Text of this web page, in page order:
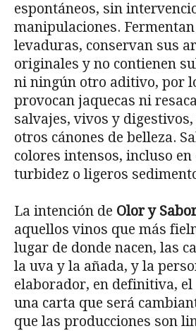
espontáneos, sin
manipulaciones.
levaduras, conservan sus
originales y no contienen
ni ningún otro aditivo, por
provocan jaquecas ni
salvajes, vivos y
otros cánones de belleza.
colores intensos, incluso
turbidez o ligeros
La intención de Olor y
aquellos vinos que más
lugar de donde nacen, las
la uva y la añada, y la
elaborador, en definitiva, el
una carta que será
que las producciones son